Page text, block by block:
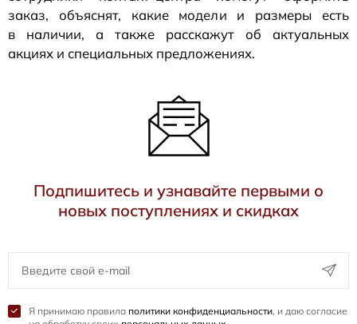
заказ, объяснят, какие модели и размеры есть
в наличии, а также расскажут об актуальных
акциях и специальных предложениях.
Подпишитесь и узнавайте первыми о
новых поступлениях и скидках
Я принимаю правила политики конфиденциальности, и даю согласие